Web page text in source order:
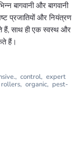
बागवानी और बागवानी
प्रजातियों और नियंत्रण
हैं, साथ ही एक स्वस्थ और
हैं।
, control, expert
rollers, organic, pest-